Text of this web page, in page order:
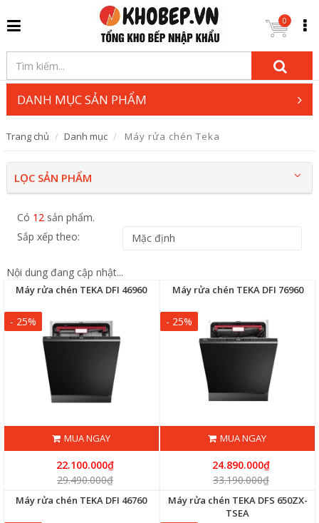
0
DANH MỤC SẢN PHẨM
Trang chủ Danh mục Máy rửa chén Teka
LỌC SẢN PHẨM
Có 12sản phẩm.
Sắp xếp theo:
Nội dung đang cập nhật...
Máy rửa chén TEKA DFI 46960
- 25%
MUA NGAY
22.100.000₫
29.490.000₫
Máy rửa chén TEKA DFI 76960
- 25%
MUA NGAY
24.890.000₫
33.190.000₫
Máy rửa chén TEKA DFI 46760
Máy rửa chén TEKA DFS 650ZX-
TSEA